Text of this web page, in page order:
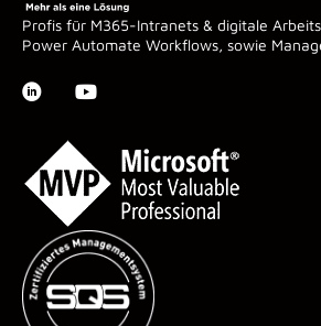
Profis für M365-Intranets & digitale
Power Automate Workflows, sowie